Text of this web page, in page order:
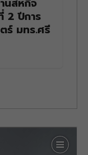
นสหกิจ
2 ปีการ
ร์ มทร.ศรี